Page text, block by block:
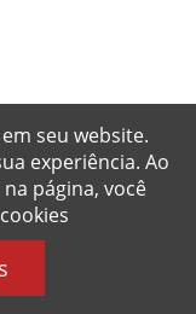
seu website.
experiência. Ao
página, você